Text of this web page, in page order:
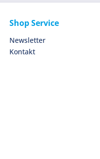
Shop Service
Newsletter
Kontakt